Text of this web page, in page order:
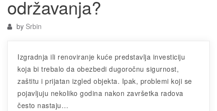
održavanja?
by Srbin
Izgradnja ili renoviranje kuće predstavlja investiciju
koja bi trebalo da obezbedi dugoročnu sigurnost,
zaštitu i prijatan izgled objekta. Ipak, problemi koji se
pojavljuju nekoliko godina nakon završetka radova
često nastaju…